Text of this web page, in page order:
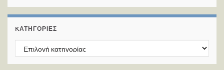
KΑΤΗΓΟΡΊΕΣ
Kατηγορίες